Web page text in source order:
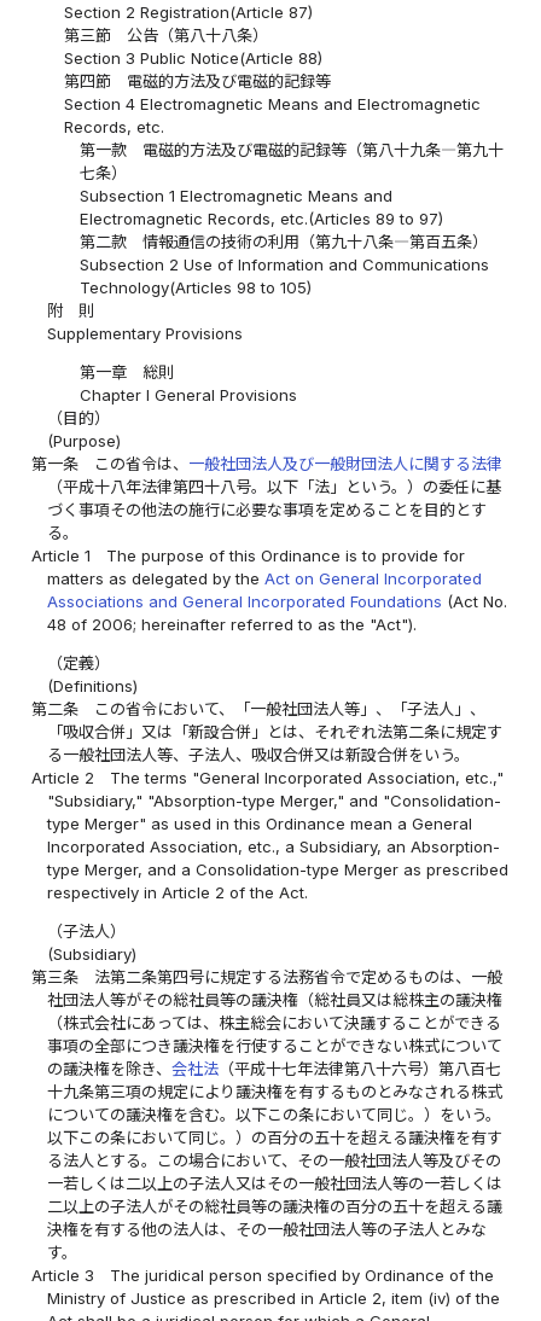
Section 2 Registration(Article 87)
第三節 公告（第八十八条）
Section 3 Public Notice(Article 88)
第四節 電磁的方法及び電磁的記録等
Section 4 Electromagnetic Means and Electromagnetic
Records, etc.
第一款 電磁的方法及び電磁的記録等（第八十九条―第九十
七条）
Subsection 1 Electromagnetic Means and
Electromagnetic Records, etc.(Articles 89 to 97)
第二款 情報通信の技術の利用（第九十八条―第百五条）
Subsection 2 Use of Information and Communications
Technology(Articles 98 to 105)
附 則
Supplementary Provisions
第一章 総則
Chapter I General Provisions
（目的）
(Purpose)
第一条
この省令は、 一般社団法人及び一般財団法人に関する法律
（平成十八年法律第四十八号。以下「法」という。）の委任に基
づく事項その他法の施行に必要な事項を定めることを目的とす
る。
Article 1
The purpose of this Ordinance is to provide for
matters as delegated by theAct on General Incorporated
Associations and General Incorporated Foundations (Act No.
48 of 2006; hereinafter referred to as the "Act").
（定義）
(Definitions)
第二条
この省令において、「一般社団法人等」、「子法人」、
「吸収合併」又は「新設合併」とは、それぞれ法第二条に規定す
る一般社団法人等、子法人、吸収合併又は新設合併をいう。
Article 2
The terms "General Incorporated Association, etc.,"
"Subsidiary," "Absorption-type Merger," and "Consolidation-
type Merger" as used in this Ordinance mean a General
Incorporated Association, etc., a Subsidiary, an Absorption-
type Merger, and a Consolidation-type Merger as prescribed
respectively in Article 2 of the Act.
（子法人）
(Subsidiary)
第三条
法第二条第四号に規定する法務省令で定めるものは、一般
社団法人等がその総社員等の議決権（総社員又は総株主の議決権
（株式会社にあっては、株主総会において決議することができる
事項の全部につき議決権を行使することができない株式について
の議決権を除き、会社法 （平成十七年法律第八十六号）第八百七
十九条第三項の規定により議決権を有するものとみなされる株式
についての議決権を含む。以下この条において同じ。）をいう。
以下この条において同じ。）の百分の五十を超える議決権を有す
る法人とする。この場合において、その一般社団法人等及びその
一若しくは二以上の子法人又はその一般社団法人等の一若しくは
二以上の子法人がその総社員等の議決権の百分の五十を超える議
決権を有する他の法人は、その一般社団法人等の子法人とみな
す。
Article 3
The juridical person specified by Ordinance of the
Ministry of Justice as prescribed in Article 2, item (iv) of the